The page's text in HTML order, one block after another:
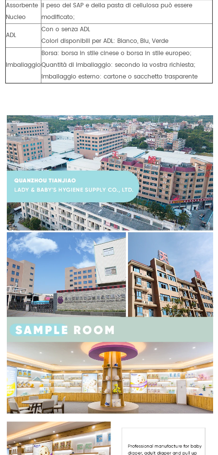
Assorbente
Nucleo
Il peso del SAP e della pasta di cellulosa può essere
modificato;
ADL
Con o senza ADL
Colori disponibili per ADL: Bianco, Blu, Verde
Imballaggio
Borsa: borsa in stile cinese o borsa in stile europeo;
Quantità di imballaggio: secondo la vostra richiesta;
Imballaggio esterno: cartone o sacchetto trasparente